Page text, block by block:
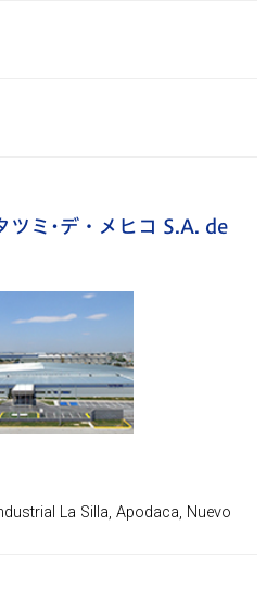
ツミ･デ・メヒコ S.A. de
La Silla, Apodaca, Nuevo